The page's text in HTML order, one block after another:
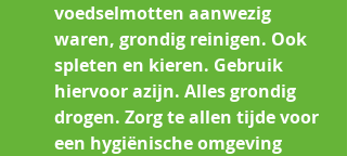
voedselmotten aanwezig
waren, grondig reinigen. Ook
spleten en kieren. Gebruik
hiervoor azijn. Alles grondig
drogen. Zorg te allen tijde voor
een hygiënische omgeving